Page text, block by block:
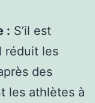
: S’il est
réduit les
des
les athlètes à